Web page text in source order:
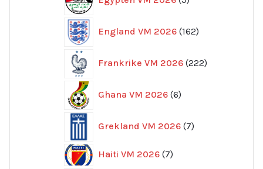
produkter
England VM 2026 162
produkter
Frankrike VM 2026 222
produkter
Ghana VM 2026 6
produkter
Grekland VM 2026 7
produkter
Haiti VM 2026 77